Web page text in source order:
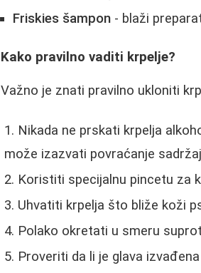
Friskies šampon - blaži
Kako pravilno vaditi krpelje?
Važno je znati pravilno ukloniti
Nikada ne prskati krpelja
može izazvati povraćanje
Koristiti specijalnu pincetu za
Uhvatiti krpelja što bliže koži
Polako okretati u smeru
Proveriti da li je glava izvađena